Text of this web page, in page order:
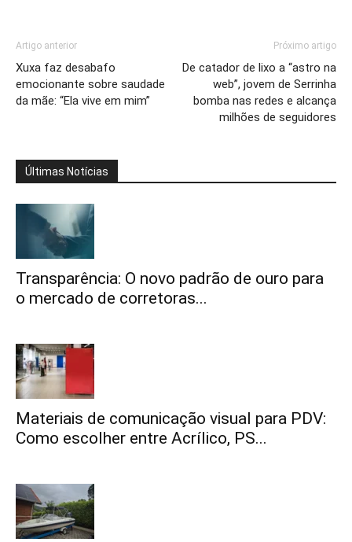
Artigo anterior
Xuxa faz desabafo
emocionante sobre saudade
da mãe: “Ela vive em mim”
Próximo artigo
De catador de lixo a “astro na
web”, jovem de Serrinha
bomba nas redes e alcança
milhões de seguidores
Últimas Notícias
Transparência: O novo padrão de ouro para
o mercado de corretoras...
Materiais de comunicação visual para PDV:
Como escolher entre Acrílico, PS...